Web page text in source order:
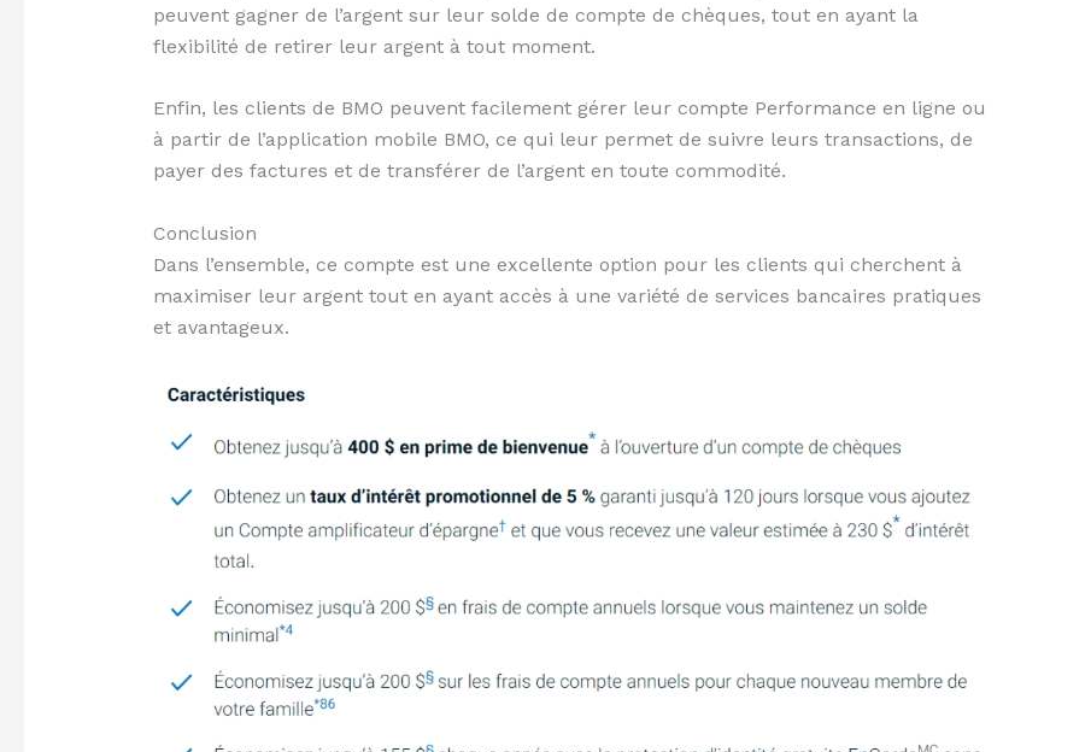
peuvent gagner de l’argent sur leur solde de compte de chèques, tout en ayant la
flexibilité de retirer leur argent à tout moment.
Enfin, les clients de BMO peuvent facilement gérer leur compte Performance en ligne ou
à partir de l’application mobile BMO, ce qui leur permet de suivre leurs transactions, de
payer des factures et de transférer de l’argent en toute commodité.
Conclusion
Dans l’ensemble, ce compte est une excellente option pour les clients qui cherchent à
maximiser leur argent tout en ayant accès à une variété de services bancaires pratiques
et avantageux.